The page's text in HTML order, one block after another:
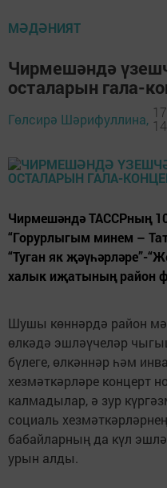
МӘДӘНИЯТ
Чирмешәндә
осталарын гала-
Гөлсирә Шәрифуллина,
Чирмешәндә ТАССРның
“Горурлыгым минем –
“Туган як җәүһәрләре”-
халык иҗатының район
Шушы көннәрдә район
өлкәдә эшләүчеләр
бүлеге, өлкәннәр һәм
хезмәткәрләре концерт
калмадылар, ә зур
социаль
бабайларның да күл
урын алды.